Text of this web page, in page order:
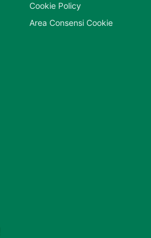
Cookie Policy
Area Consensi Cookie